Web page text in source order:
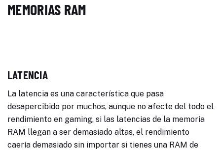
MEMORIAS RAM
LATENCIA
La latencia es una característica que pasa
desapercibido por muchos, aunque no afecte del todo el
rendimiento en gaming, si las latencias de la memoria
RAM llegan a ser demasiado altas, el rendimiento
caería demasiado sin importar si tienes una RAM de